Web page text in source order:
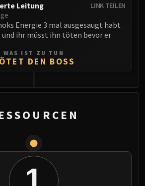
LINK TEILEN
Leitung
Energie 3 mal ausgesaugt habt
ihr müsst ihn töten bevor er
WAS IST ZU TUN
DEN BOSS